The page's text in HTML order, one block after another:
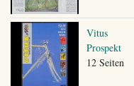
Vitus
Prospekt
12 Seiten